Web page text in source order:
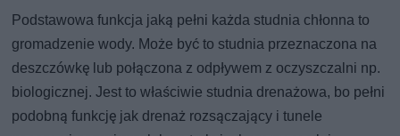
Podstawowa funkcja jaką pełni każda studnia chłonna to
gromadzenie wody. Może być to studnia przeznaczona na
deszczówkę lub połączona z odpływem z oczyszczalni np.
biologicznej. Jest to właściwie studnia drenażowa, bo pełni
podobną funkcję jak drenaż rozsączający i tunele